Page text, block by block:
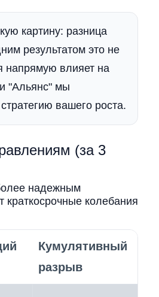
картину: разница
результатом это не
напрямую влияет на
"Альянс" мы
вашего роста.
(за 3
надежным
краткосрочные колебания
Кумулятивный
разрыв